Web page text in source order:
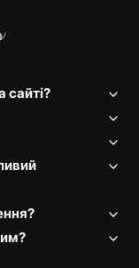
сайті?